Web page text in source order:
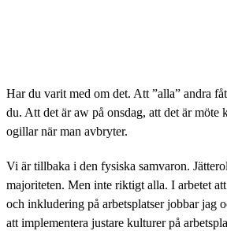
Har du varit med om det. Att ”alla” andra
du. Att det är aw på onsdag, att det är möte
ogillar när man avbryter.
Vi är tillbaka i den fysiska samvaron.
majoriteten. Men inte riktigt alla. I arbetet
och inkludering på arbetsplatser jobbar jag
att implementera justare kulturer på